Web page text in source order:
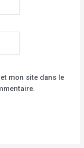
mon site dans le